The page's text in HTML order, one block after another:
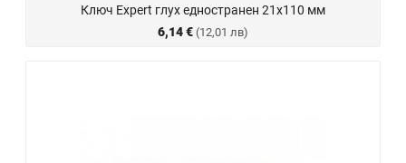
Ключ Expert глух едностранен 21х110 мм
6,14 € (12,01 лв)